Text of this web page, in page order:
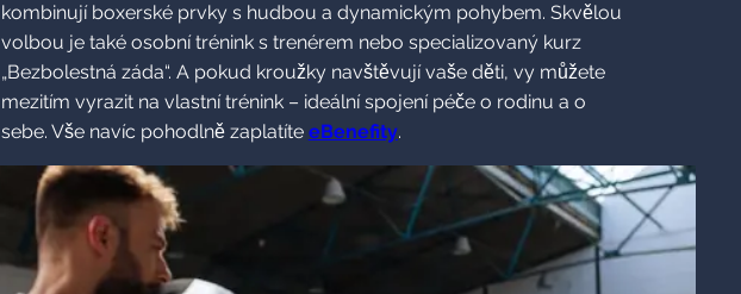
kombinují boxerské prvky s hudbou a dynamickým pohybem. Skvělou
volbou je také osobní trénink s trenérem nebo specializovaný kurz
„Bezbolestná záda“. A pokud kroužky navštěvují vaše děti, vy můžete
mezitím vyrazit na vlastní trénink – ideální spojení péče o rodinu a o
sebe. Vše navíc pohodlně zaplatíte eBenefity.